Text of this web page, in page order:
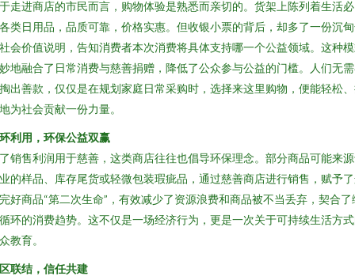
走进商店的市民而言，购物体验是熟悉而亲切的。货架上陈列着生活
类日用品，品质可靠，价格实惠。但收银小票的背后，却多了一份沉
会价值说明，告知消费者本次消费将具体支持哪一个公益领域。这种
地融合了日常消费与慈善捐赠，降低了公众参与公益的门槛。人们无
出善款，仅仅是在规划家庭日常采购时，选择来这里购物，便能轻松
为社会贡献一份力量。
利用，环保公益双赢
销售利润用于慈善，这类商店往往也倡导环保理念。部分商品可能来
的样品、库存尾货或轻微包装瑕疵品，通过慈善商店进行销售，赋予
好商品“第二次生命”，有效减少了资源浪费和商品被不当丢弃，契合了
环的消费趋势。这不仅是一场经济行为，更是一次关于可持续生活方
教育。
联结，信任共建